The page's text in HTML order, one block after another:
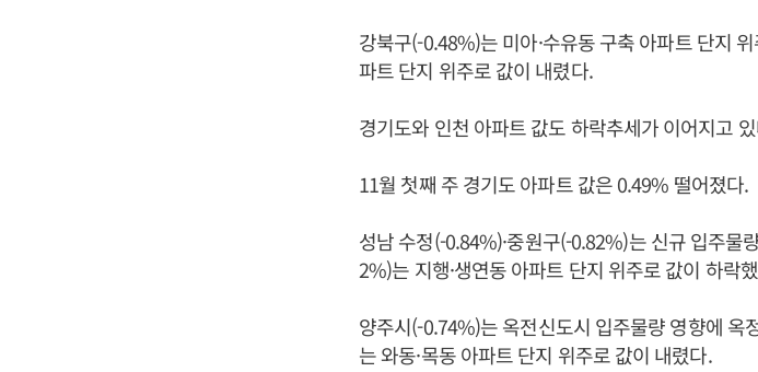
강북구(-0.48%)는 미아·수유동 구축 아파트 단지
파트 단지 위주로 값이 내렸다.
경기도와 인천 아파트 값도 하락추세가 이어지고
11월 첫째 주 경기도 아파트 값은 0.49% 떨어졌다.
성남 수정(-0.84%)·중원구(-0.82%)는 신규 입주물
2%)는 지행·생연동 아파트 단지 위주로 값이 하락
양주시(-0.74%)는 옥전신도시 입주물량 영향에 옥
는 와동·목동 아파트 단지 위주로 값이 내렸다.